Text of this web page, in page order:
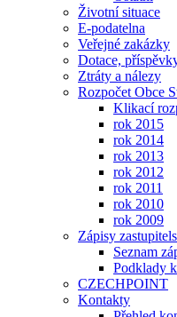
Životní situace
E-podatelna
Veřejné zakázky
Dotace,
Ztráty a nálezy
Rozpočet Obce
Klikací
rok 2015
rok 2014
rok 2013
rok 2012
rok 2011
rok 2010
rok 2009
Zápisy
Seznam
Podklady
CZECHPOINT
Kontakty